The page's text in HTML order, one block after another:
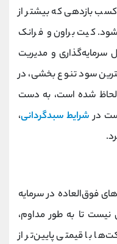
بازدهی که بیشتر از
کیت براون و فرانک
سرمايه‌گذارى و مديريت
سود تنوع بخشی، در
سهم در آن لحاظ شده است، به دست
درشرایط سبدگردانی،
فوق‌العاده در سرمایه
تا به طور مداوم،
با قیمتی پایین‌تر از